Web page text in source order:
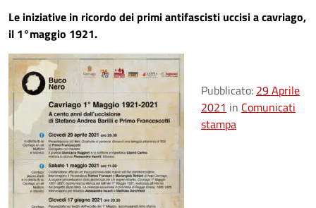
Le iniziative in ricordo dei primi antifascisti uccisi a cavriago,
il 1°maggio 1921.
Pubblicato: 29 Aprile
2021 in Comunicati
stampa